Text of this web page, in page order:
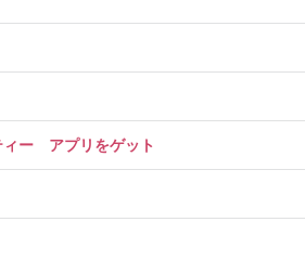
ィー アプリをゲット